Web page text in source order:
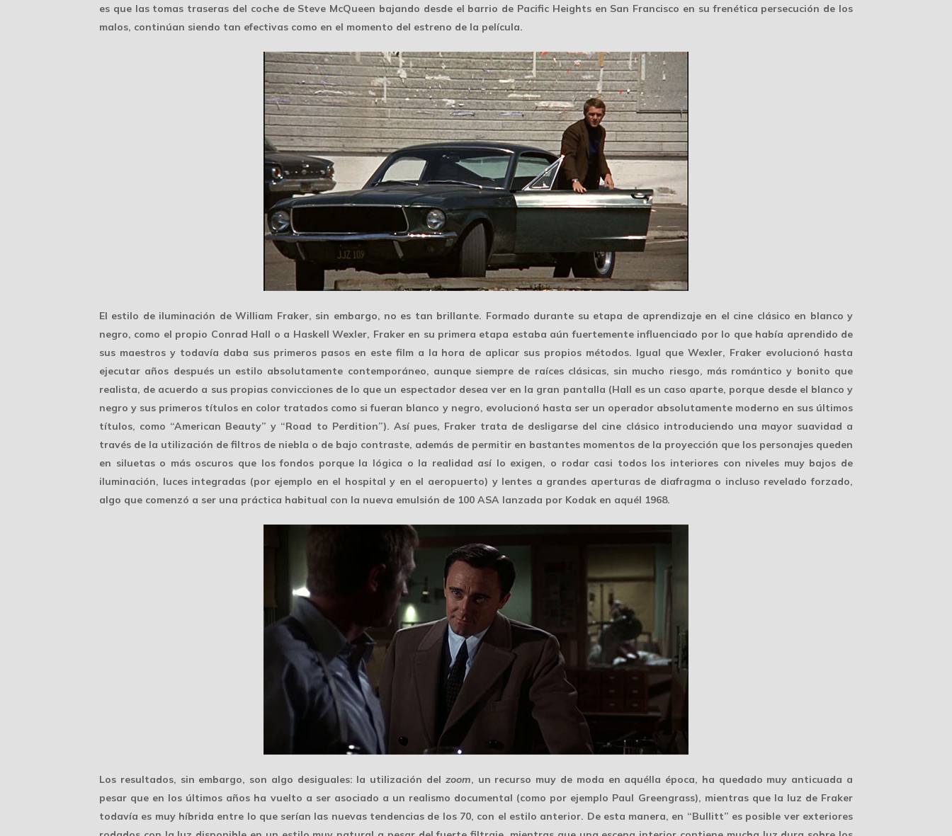
es que las tomas traseras del coche de Steve McQueen bajando desde el barrio de Pacific Heights en San Francisco en su frenética persecución de los
malos, continúan siendo tan efectivas como en el momento del estreno de la película.
El estilo de iluminación de William Fraker, sin embargo, no es tan brillante. Formado durante su etapa de aprendizaje en el cine clásico en blanco y
negro, como el propio Conrad Hall o a Haskell Wexler, Fraker en su primera etapa estaba aún fuertemente influenciado por lo que había aprendido de
sus maestros y todavía daba sus primeros pasos en este film a la hora de aplicar sus propios métodos. Igual que Wexler, Fraker evolucionó hasta
ejecutar años después un estilo absolutamente contemporáneo, aunque siempre de raíces clásicas, sin mucho riesgo, más romántico y bonito que
realista, de acuerdo a sus propias convicciones de lo que un espectador desea ver en la gran pantalla (Hall es un caso aparte, porque desde el blanco y
negro y sus primeros títulos en color tratados como si fueran blanco y negro, evolucionó hasta ser un operador absolutamente moderno en sus últimos
títulos, como “American Beauty” y “Road to Perdition”). Así pues, Fraker trata de desligarse del cine clásico introduciendo una mayor suavidad a
través de la utilización de filtros de niebla o de bajo contraste, además de permitir en bastantes momentos de la proyección que los personajes queden
en siluetas o más oscuros que los fondos porque la lógica o la realidad así lo exigen, o rodar casi todos los interiores con niveles muy bajos de
iluminación, luces integradas (por ejemplo en el hospital y en el aeropuerto) y lentes a grandes aperturas de diafragma o incluso revelado forzado,
algo que comenzó a ser una práctica habitual con la nueva emulsión de 100 ASA lanzada por Kodak en aquél 1968.
Los resultados, sin embargo, son algo desiguales: la utilización del zoom, un recurso muy de moda en aquélla época, ha quedado muy anticuada a
pesar que en los últimos años ha vuelto a ser asociado a un realismo documental (como por ejemplo Paul Greengrass), mientras que la luz de Fraker
todavía es muy híbrida entre lo que serían las nuevas tendencias de los 70, con el estilo anterior. De esta manera, en “Bullitt” es posible ver exteriores